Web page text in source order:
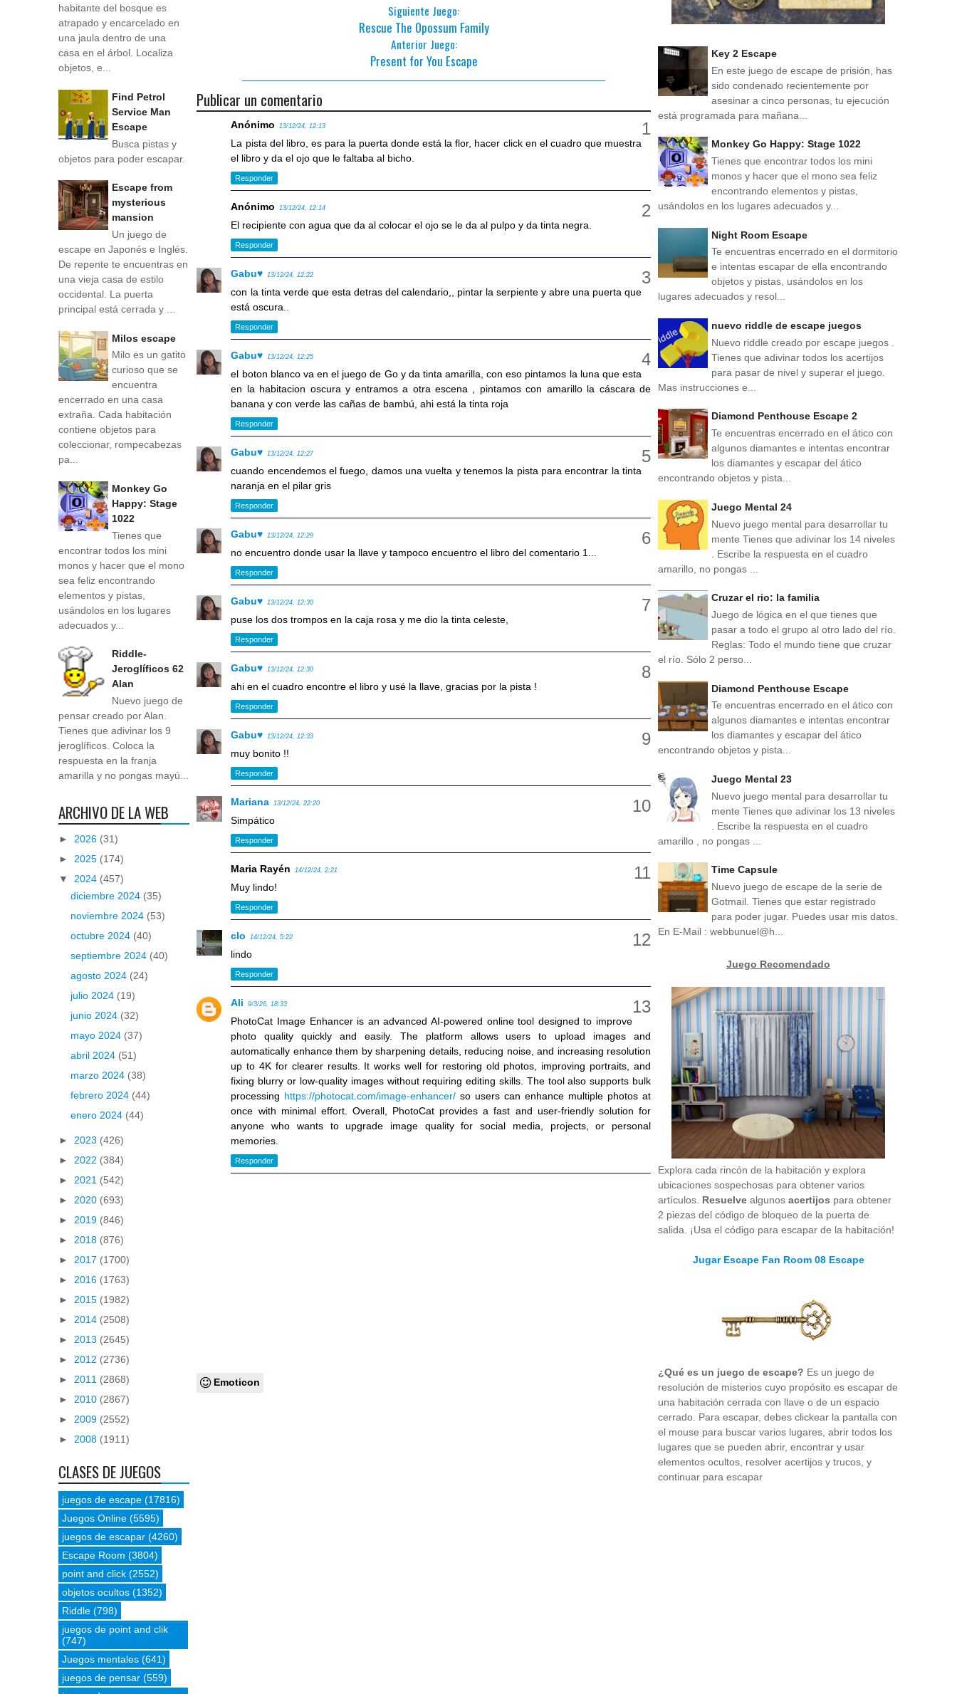
Siguiente Juego:
Rescue The Opossum Family
Anterior Juego:
Present for You Escape
Publicar un comentario
Anónimo 13/12/24, 12:13
La pista del libro, es para la puerta donde está la flor, hacer click en el cuadro que muestra
el libro y da el ojo que le faltaba al bicho.
Responder
Anónimo 13/12/24, 12:14
El recipiente con agua que da al colocar el ojo se le da al pulpo y da tinta negra.
Responder
Gabu♥ 13/12/24, 12:22
con la tinta verde que esta detras del calendario,, pintar la serpiente y abre una puerta que
está oscura..
Responder
Gabu♥ 13/12/24, 12:25
el boton blanco va en el juego de Go y da tinta amarilla, con eso pintamos la luna que esta
en la habitacion oscura y entramos a otra escena , pintamos con amarillo la cáscara de
banana y con verde las cañas de bambú, ahi está la tinta roja
Responder
Gabu♥ 13/12/24, 12:27
cuando encendemos el fuego, damos una vuelta y tenemos la pista para encontrar la tinta
naranja en el pilar gris
Responder
Gabu♥ 13/12/24, 12:29
no encuentro donde usar la llave y tampoco encuentro el libro del comentario 1...
Responder
Gabu♥ 13/12/24, 12:30
puse los dos trompos en la caja rosa y me dio la tinta celeste,
Responder
Gabu♥ 13/12/24, 12:30
ahi en el cuadro encontre el libro y usé la llave, gracias por la pista !
Responder
Gabu♥ 13/12/24, 12:33
muy bonito !!
Responder
Mariana 13/12/24, 22:20
Simpático
Responder
Maria Rayén 14/12/24, 2:21
Muy lindo!
Responder
clo 14/12/24, 5:22
lindo
Responder
Ali 9/3/26, 18:33
PhotoCat Image Enhancer is an advanced AI-powered online tool designed to improve
photo quality quickly and easily. The platform allows users to upload images and
automatically enhance them by sharpening details, reducing noise, and increasing resolution
up to 4K for clearer results. It works well for restoring old photos, improving portraits, and
fixing blurry or low-quality images without requiring editing skills. The tool also supports bulk
processing https://photocat.com/image-enhancer/ so users can enhance multiple photos at
once with minimal effort. Overall, PhotoCat provides a fast and user-friendly solution for
anyone who wants to upgrade image quality for social media, projects, or personal
memories.
Responder
Emoticon
habitante del bosque es
atrapado y encarcelado en
una jaula dentro de una
casa en el árbol. Localiza
objetos, e...
Find Petrol
Service Man
Escape
Busca pistas y
objetos para poder escapar.
Escape from
mysterious
mansion
Un juego de
escape en Japonés e Inglés.
De repente te encuentras en
una vieja casa de estilo
occidental. La puerta
principal está cerrada y ...
Milos escape
Milo es un gatito
curioso que se
encuentra
encerrado en una casa
extraña. Cada habitación
contiene objetos para
coleccionar, rompecabezas
pa...
Monkey Go
Happy: Stage
1022
Tienes que
encontrar todos los mini
monos y hacer que el mono
sea feliz encontrando
elementos y pistas,
usándolos en los lugares
adecuados y...
Riddle-
Jeroglíficos 62
Alan
Nuevo juego de
pensar creado por Alan.
Tienes que adivinar los 9
jeroglíficos. Coloca la
respuesta en la franja
amarilla y no pongas mayú...
ARCHIVO DE LA WEB
► 2026 (31)
► 2025 (174)
▼ 2024 (457)
diciembre 2024 (35)
noviembre 2024 (53)
octubre 2024 (40)
septiembre 2024 (40)
agosto 2024 (24)
julio 2024 (19)
junio 2024 (32)
mayo 2024 (37)
abril 2024 (51)
marzo 2024 (38)
febrero 2024 (44)
enero 2024 (44)
► 2023 (426)
► 2022 (384)
► 2021 (542)
► 2020 (693)
► 2019 (846)
► 2018 (876)
► 2017 (1700)
► 2016 (1763)
► 2015 (1982)
► 2014 (2508)
► 2013 (2645)
► 2012 (2736)
► 2011 (2868)
► 2010 (2867)
► 2009 (2552)
► 2008 (1911)
CLASES DE JUEGOS
juegos de escape (17816)
Juegos Online (5595)
juegos de escapar (4260)
Escape Room (3804)
point and click (2552)
objetos ocultos (1352)
Riddle (798)
juegos de point and clik
(747)
Juegos mentales (641)
juegos de pensar (559)
Key 2 Escape
En este juego de escape de prisión, has
sido condenado recientemente por
asesinar a cinco personas, tu ejecución
está programada para mañana...
Monkey Go Happy: Stage 1022
Tienes que encontrar todos los mini
monos y hacer que el mono sea feliz
encontrando elementos y pistas,
usándolos en los lugares adecuados y...
Night Room Escape
Te encuentras encerrado en el dormitorio
e intentas escapar de ella encontrando
objetos y pistas, usándolos en los
lugares adecuados y resol...
nuevo riddle de escape juegos
Nuevo riddle creado por escape juegos .
Tienes que adivinar todos los acertijos
para pasar de nivel y superar el juego.
Mas instrucciones e...
Diamond Penthouse Escape 2
Te encuentras encerrado en el ático con
algunos diamantes e intentas encontrar
los diamantes y escapar del ático
encontrando objetos y pista...
Juego Mental 24
Nuevo juego mental para desarrollar tu
mente Tienes que adivinar los 14 niveles
. Escribe la respuesta en el cuadro
amarillo, no pongas ...
Cruzar el rio: la familia
Juego de lógica en el que tienes que
pasar a todo el grupo al otro lado del río.
Reglas: Todo el mundo tiene que cruzar
el río. Sólo 2 perso...
Diamond Penthouse Escape
Te encuentras encerrado en el ático con
algunos diamantes e intentas encontrar
los diamantes y escapar del ático
encontrando objetos y pista...
Juego Mental 23
Nuevo juego mental para desarrollar tu
mente Tienes que adivinar los 13 niveles
. Escribe la respuesta en el cuadro
amarillo , no pongas ...
Time Capsule
Nuevo juego de escape de la serie de
Gotmail. Tienes que estar registrado
para poder jugar. Puedes usar mis datos.
En E-Mail : webbunuel@h...
Juego Recomendado
Explora cada rincón de la habitación y explora
ubicaciones sospechosas para obtener varios
artículos. Resuelve algunos acertijos para obtener
2 piezas del código de bloqueo de la puerta de
salida. ¡Usa el código para escapar de la habitación!
Jugar Escape Fan Room 08 Escape
¿Qué es un juego de escape? Es un juego de
resolución de misterios cuyo propósito es escapar de
una habitación cerrada con llave o de un espacio
cerrado. Para escapar, debes clickear la pantalla con
el mouse para buscar varios lugares, abrir todos los
lugares que se pueden abrir, encontrar y usar
elementos ocultos, resolver acertijos y trucos, y
continuar para escapar